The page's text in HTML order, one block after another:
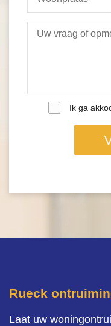
Ik ga
Rueck
Laat uw